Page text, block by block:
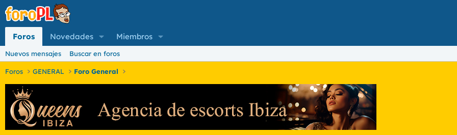
Foros Novedades Miembros
Nuevos mensajes Buscar en foros
Foros GENERAL Foro General